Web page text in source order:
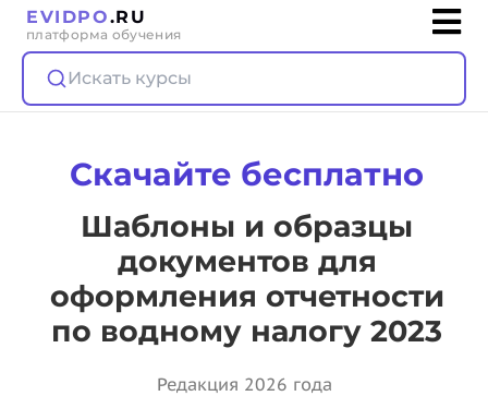
EVIDPO.RU
платформа обучения
Искать курсы
Скачайте бесплатно
Шаблоны и образцы
документов для
оформления отчетности
по водному налогу 2023
Редакция 2026 года